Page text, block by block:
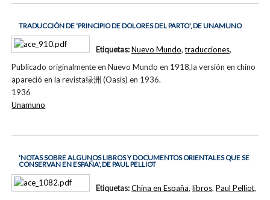
TRADUCCIÓN DE 'PRINCIPIO DE DOLORES DEL PARTO', DE UNAMUNO
Publicado originalmente en Nuevo Mundo en 1918,la versión en chino
apareció en la revista绿洲 (Oasis) en 1936.
1936
Etiquetas:Nuevo Mundo,traducciones,
Unamuno
'NOTAS SOBRE ALGUNOS LIBROS Y DOCUMENTOS ORIENTALES QUE SE
CONSERVAN EN ESPAÑA', DE PAUL PELLIOT
Etiquetas:China en España, libros, Paul Pelliot,